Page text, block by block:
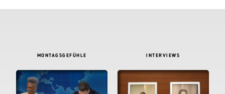
MONTAGSGEFÜHLE INTERVIEWS